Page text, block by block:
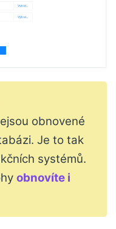
obnovené
Je to tak
systémů.
obnovíte i